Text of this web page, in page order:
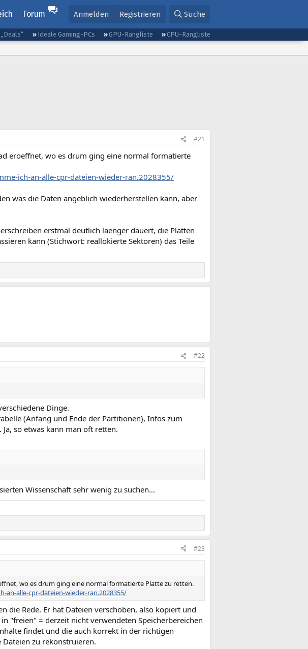
Forum Anmelden Registrieren Suche
Ideale Gaming-PCs GPU-Rangliste
CPU-Rangliste
#21
eroeffnet, wo es drum ging eine normal formatierte
ich-an-alle-cpr-dateien-wieder-ran.2028355/
was die Daten angeblich wiederherstellen kann, aber
erstmal deutlich laenger dauert, die Platten
kann (Stichwort: reallokierte Sektoren) das Teile
#22
Dinge.
(Anfang und Ende der Partitionen), Infos zum
so etwas kann man oft retten.
Wissenschaft sehr wenig zu suchen...
#23
wo es drum ging eine normal formatierte Platte zu retten.
alle-cpr-dateien-wieder-ran.2028355/
die Rede. Er hat Dateien verschoben, also kopiert und
"freien" = derzeit nicht verwendeten Speicherbereichen
findet und die auch korrekt in der richtigen
zu rekonstruieren.